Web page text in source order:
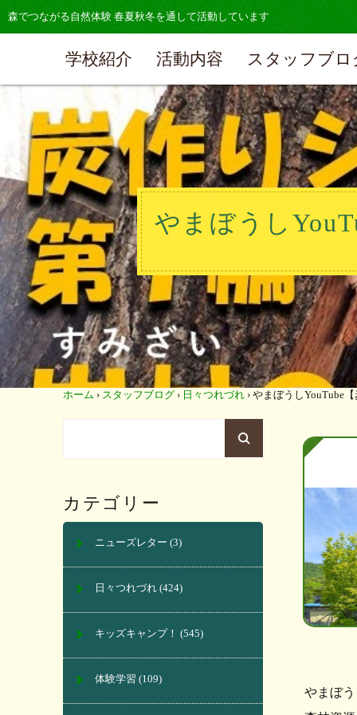
森でつながる自然体験 春夏秋冬を通して活動しています
学校紹介 活動内容 スタッフブロ
やまぼうし
ホーム › スタッフブログ › 日々つれづれ › やまぼうしYouTube
やまぼ
カテゴリー
ニューズレター (3)
日々つれづれ (424)
キッズキャンプ！ (545)
体験学習 (109)